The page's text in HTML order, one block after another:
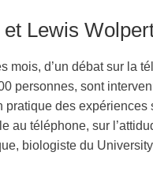
Lewis
mois, d’un débat sur la
personnes, sont
des
au téléphone, sur
biologiste du